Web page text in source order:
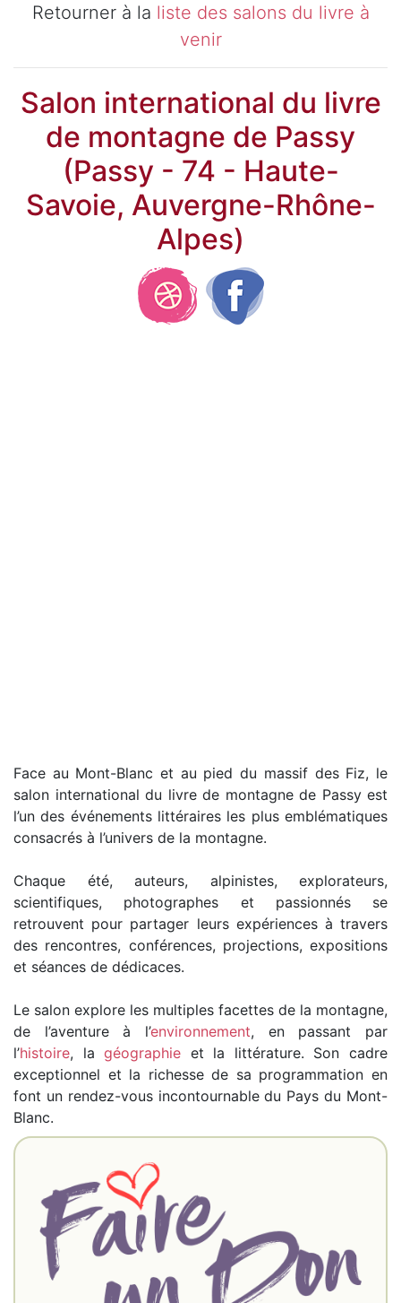
Retourner à la liste des salons du livre à
venir
Salon international du livre
de montagne de Passy
(Passy - 74 - Haute-
Savoie, Auvergne-Rhône-
Alpes)
Face au Mont-Blanc et au pied du massif des Fiz, le
salon international du livre de montagne de Passy est
l’un des événements littéraires les plus emblématiques
consacrés à l’univers de la montagne.
Chaque été, auteurs, alpinistes, explorateurs,
scientifiques, photographes et passionnés se
retrouvent pour partager leurs expériences à travers
des rencontres, conférences, projections, expositions
et séances de dédicaces.
Le salon explore les multiples facettes de la montagne,
de l’aventure à l’environnement, en passant par
l’histoire, lagéographie et la littérature. Son cadre
exceptionnel et la richesse de sa programmation en
font un rendez-vous incontournable du Pays du Mont-
Blanc.